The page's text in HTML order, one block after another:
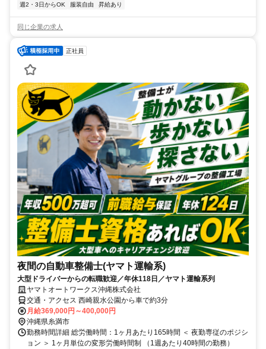
週2・3日からOK
服装自由 昇給あり
同じ企業の求人
正社員
夜間の自動車整備士(ヤマト運輸系)
大型ドライバーからの転職歓迎／年休118日／ヤマト運輸系列
ヤマトオートワークス沖縄株式会社
交通・アクセス 西崎親水公園から車で約3分
月給369,000円～400,000円
沖縄県糸満市
勤務時間詳細 総労働時間：1ヶ月あたり165時間 ＜ 夜勤専従のポジシ
ョン ＞ 1ヶ月単位の変形労働時間制 （1週あたり40時間の勤務）